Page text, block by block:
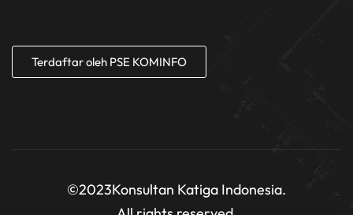
Terdaftar oleh PSE KOMINFO
©2023Konsultan Katiga Indonesia.